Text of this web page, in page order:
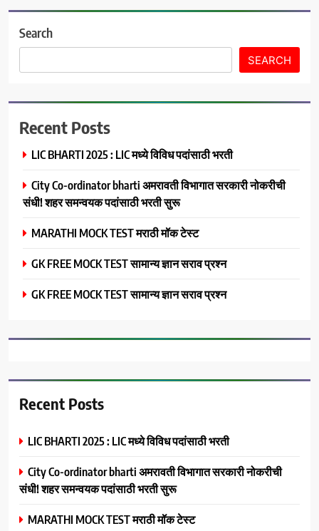
Search
SEARCH
Recent Posts
LIC BHARTI 2025 : LIC मध्ये विविध पदांसाठी भरती
City Co-ordinator bharti अमरावती विभागात सरकारी नोकरीची
संधी! शहर समन्वयक पदांसाठी भरती सुरू
MARATHI MOCK TEST मराठी मॉक टेस्ट
GK FREE MOCK TEST सामान्य ज्ञान सराव प्रश्न
GK FREE MOCK TEST सामान्य ज्ञान सराव प्रश्न
Recent Posts
LIC BHARTI 2025 : LIC मध्ये विविध पदांसाठी भरती
City Co-ordinator bharti अमरावती विभागात सरकारी नोकरीची
संधी! शहर समन्वयक पदांसाठी भरती सुरू
MARATHI MOCK TEST मराठी मॉक टेस्ट